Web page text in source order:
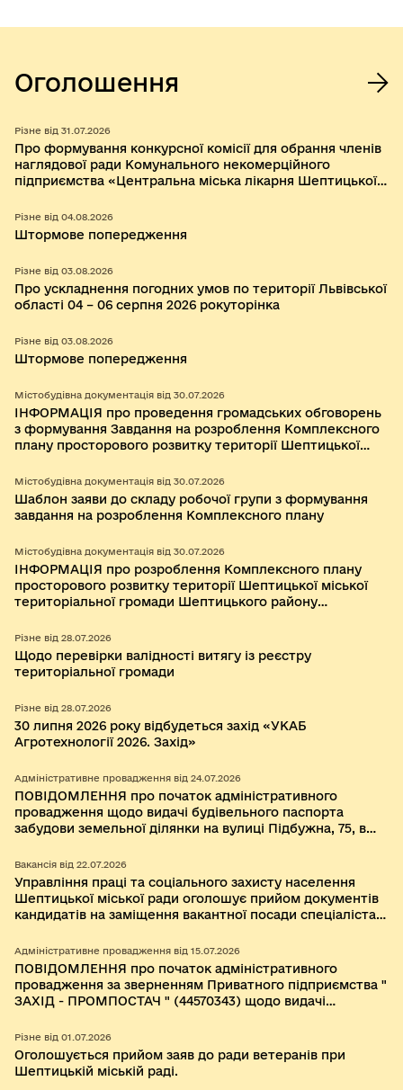
Оголошення
Різне від 31.07.2026
Про формування конкурсної комісії для обрання членів
наглядової ради Комунального некомерційного
підприємства «Центральна міська лікарня Шептицької
Різне від 04.08.2026
Штормове попередження
Різне від 03.08.2026
Про ускладнення погодних умов по території Львівської
області 04 – 06 серпня 2026 рокуторінка
Різне від 03.08.2026
Штормове попередження
Містобудівна документація від 30.07.2026
ІНФОРМАЦІЯ про проведення громадських обговорень
з формування Завдання на розроблення Комплексного
плану просторового розвитку території Шептицької
Львівської області та складу робочої групи.
Містобудівна документація від 30.07.2026
Шаблон заяви до складу робочої групи з формування
завдання на розроблення Комплексного плану
Містобудівна документація від 30.07.2026
ІНФОРМАЦІЯ про розроблення Комплексного плану
просторового розвитку території Шептицької міської
територіальної громади Шептицького району
Різне від 28.07.2026
Щодо перевірки валідності витягу із реєстру
територіальної громади
Різне від 28.07.2026
30 липня 2026 року відбудеться захід «УКАБ
Агротехнології 2026. Захід»
Адміністративне провадження від 24.07.2026
ПОВІДОМЛЕННЯ про початок адміністративного
провадження щодо видачі будівельного паспорта
забудови земельної ділянки на вулиці Підбужна, 75, в
Вакансія від 22.07.2026
Управління праці та соціального захисту населення
Шептицької міської ради оголошує прийом документів
кандидатів на заміщення вакантної посади спеціаліста I
тимчасово, на період дії воєнного стану без
конкурсного відбору
Адміністративне провадження від 15.07.2026
ПОВІДОМЛЕННЯ про початок адміністративного
провадження за зверненням Приватного підприємства "
ЗАХІД - ПРОМПОСТАЧ " (44570343) щодо видачі
об’єкта будівництва "Нове будівництво наземної
фотоелектричної сонячної електростанції (СЕС)
"Острів", з установками зберігання електричної енергії
(УЗЕ) ПП "Захід-Промпостач"" за межами населеного
Різне від 01.07.2026
Оголошується прийом заяв до ради ветеранів при
Шептицькій міській раді.